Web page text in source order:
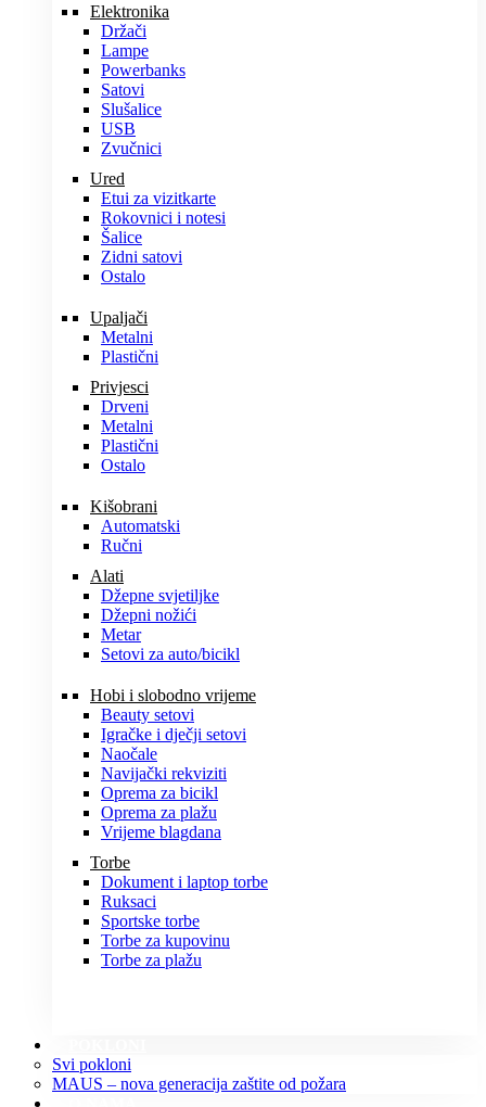
Elektronika
Držači
Lampe
Powerbanks
Satovi
Slušalice
USB
Zvučnici
Ured
Etui za vizitkarte
Rokovnici i notesi
Šalice
Zidni satovi
Ostalo
Upaljači
Metalni
Plastični
Privjesci
Drveni
Metalni
Plastični
Ostalo
Kišobrani
Automatski
Ručni
Alati
Džepne svjetiljke
Džepni nožići
Metar
Setovi za auto/bicikl
Hobi i slobodno vrijeme
Beauty setovi
Igračke i dječji setovi
Naočale
Navijački rekviziti
Oprema za bicikl
Oprema za plažu
Vrijeme blagdana
Torbe
Dokument i laptop torbe
Ruksaci
Sportske torbe
Torbe za kupovinu
Torbe za plažu
Svi pokloni
MAUS – nova generacija zaštite od požara